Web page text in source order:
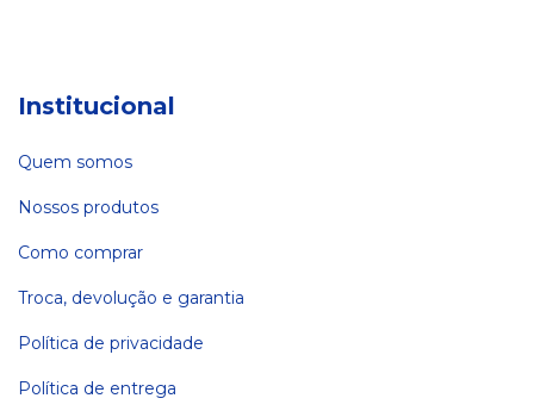
Institucional
Quem somos
Nossos produtos
Como comprar
Troca, devolução e garantia
Política de privacidade
Política de entrega